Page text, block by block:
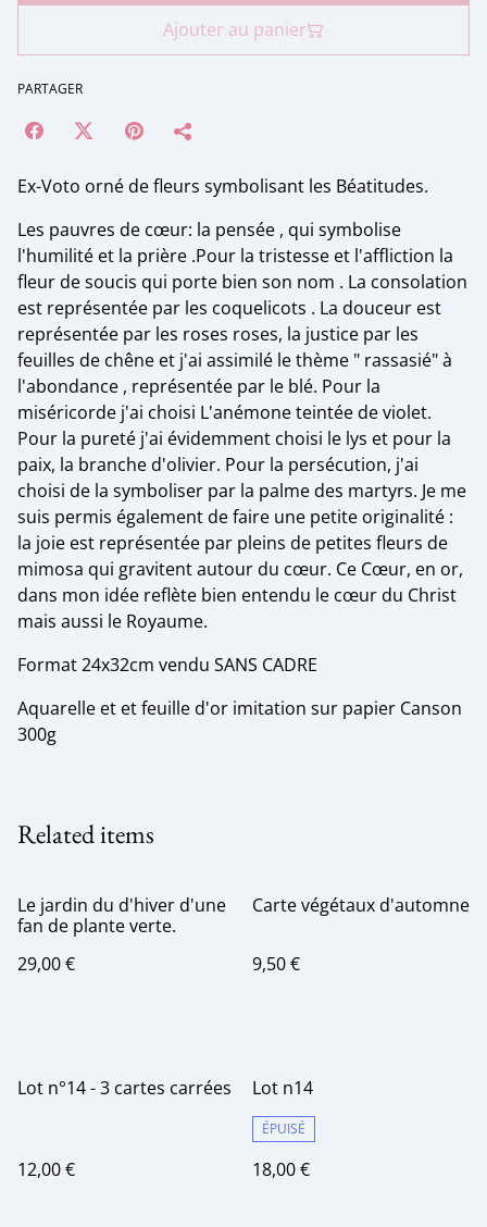
Ajouter au panier
PARTAGER
Ex-Voto orné de fleurs symbolisant les Béatitudes.
Les pauvres de cœur: la pensée , qui symbolise
l'humilité et la prière .Pour la tristesse et l'affliction la
fleur de soucis qui porte bien son nom . La consolation
est représentée par les coquelicots . La douceur est
représentée par les roses roses, la justice par les
feuilles de chêne et j'ai assimilé le thème " rassasié" à
l'abondance , représentée par le blé. Pour la
miséricorde j'ai choisi L'anémone teintée de violet.
Pour la pureté j'ai évidemment choisi le lys et pour la
paix, la branche d'olivier. Pour la persécution, j'ai
choisi de la symboliser par la palme des martyrs. Je me
suis permis également de faire une petite originalité :
la joie est représentée par pleins de petites fleurs de
mimosa qui gravitent autour du cœur. Ce Cœur, en or,
dans mon idée reflète bien entendu le cœur du Christ
mais aussi le Royaume.
Format 24x32cm vendu SANS CADRE
Aquarelle et et feuille d'or imitation sur papier Canson
300g
Related items
Le jardin du d'hiver d'une
fan de plante verte.
29,00 €
Carte végétaux d'automne
9,50 €
Lot n°14 - 3 cartes carrées
12,00 €
Lot n14
ÉPUISÉ
18,00 €